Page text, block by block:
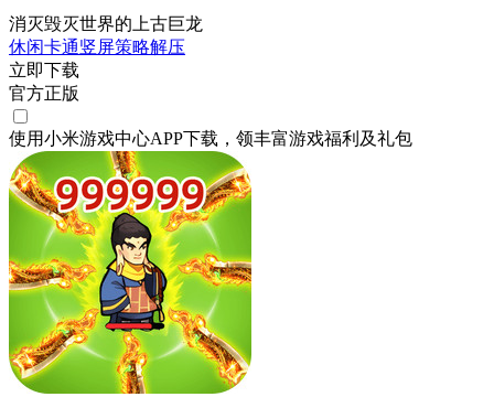
消灭毁灭世界的上古巨龙
休闲卡通竖屏策略解压
立即下载
官方正版
使用小米游戏中心APP下载 ，领丰富游戏福利 及礼包